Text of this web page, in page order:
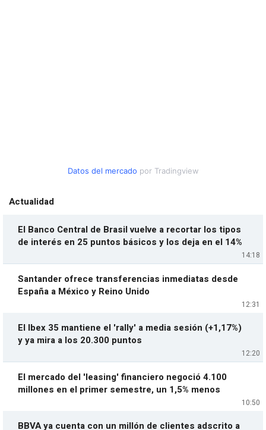
Datos del mercado por Tradingview
Actualidad
14:18
El Banco Central de Brasil vuelve a recortar los tipos
de interés en 25 puntos básicos y los deja en el 14%
12:31
Santander ofrece transferencias inmediatas desde
España a México y Reino Unido
12:20
El Ibex 35 mantiene el 'rally' a media sesión (+1,17%)
y ya mira a los 20.300 puntos
10:50
El mercado del 'leasing' financiero negoció 4.100
millones en el primer semestre, un 1,5% menos
BBVA ya cuenta con un millón de clientes adscrito a